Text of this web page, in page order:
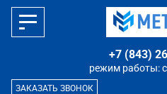
режим работы:
+7 (843)
ЗАКАЗАТЬ ЗВОНОК